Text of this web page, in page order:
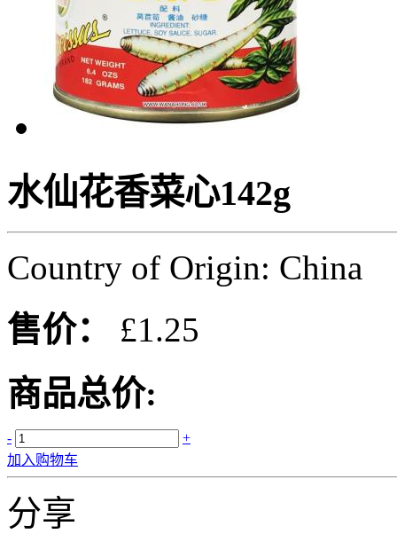
水仙花香菜心142g
Country of Origin: China
售价：
£1.25
商品总价:
-
+
加入购物车
分享